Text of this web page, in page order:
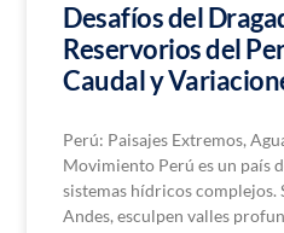
Desafíos del
Reservorios del
Caudal y
Perú: Paisajes Extremos,
Movimiento Perú es un país
sistemas hídricos complejos.
Andes, esculpen valles